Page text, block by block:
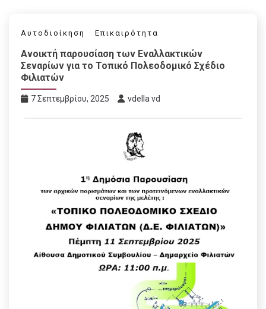
Αυτοδιοίκηση Επικαιρότητα
Ανοικτή παρουσίαση των Εναλλακτικών
Σεναρίων για το Τοπικό Πολεοδομικό Σχέδιο
Φιλιατών
7 Σεπτεμβρίου, 2025 vdella vd